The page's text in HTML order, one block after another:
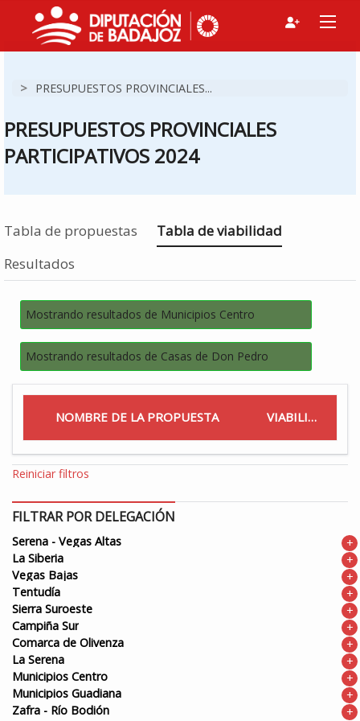
> PRESUPUESTOS PROVINCIALES...
PRESUPUESTOS PROVINCIALES
PARTICIPATIVOS 2024
Tabla de propuestas Estás en
Tabla de viabilidad
Resultados
Mostrando resultados de Municipios Centro
Mostrando resultados de Casas de Don Pedro
NOMBRE DE LA PROPUESTA VIABILIDAD
Reiniciar filtros
FILTRAR POR DELEGACIÓN